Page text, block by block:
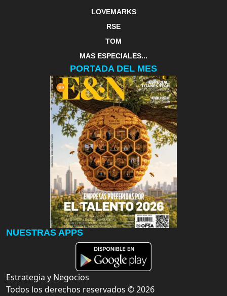
LOVEMARKS
RSE
TOM
MAS ESPECIALES...
PORTADA DEL MES
NUESTRAS APPS
Estrategia y Negocios
Todos los derechos reservados ©2026